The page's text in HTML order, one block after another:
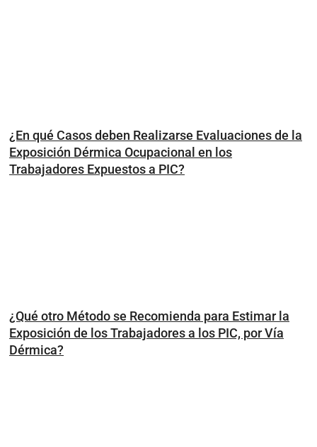
¿En qué Casos deben Realizarse Evaluaciones de la
Exposición Dérmica Ocupacional en los
Trabajadores Expuestos a PIC?
¿Qué otro Método se Recomienda para Estimar la
Exposición de los Trabajadores a los PIC, por Vía
Dérmica?